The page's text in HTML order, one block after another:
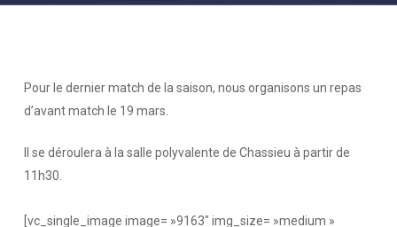
Pour le dernier match de la saison, nous organisons un repas
d’avant match le 19 mars.
Il se déroulera à la salle polyvalente de Chassieu à partir de
11h30.
[vc_single_image image= »9163″ img_size= »medium »